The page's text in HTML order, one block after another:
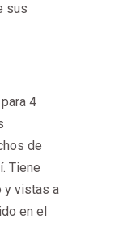
sus
4
de
Tiene
y vistas a
en el